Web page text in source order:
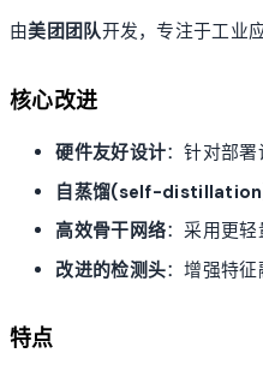
由美团团队开发，专注于工业
核心改进
硬件友好设计：针对部
自蒸馏(self-
高效骨干网络：采用更
改进的检测头：增强特
特点